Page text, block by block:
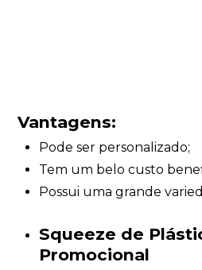
Vantagens:
Pode ser personalizado;
Tem um belo custo
Possui uma grande
Squeeze de
Promocional